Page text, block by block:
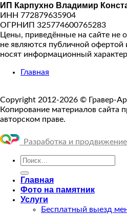
ИП Карпухно Владимир
ИНН 772879635904
ОГРНИП 325774600765283
Цены, приведённые на сайте не
не являются публичной офертой
носят информационный
Главная
Copyright 2012-2026 © Гравер-
Копирование материалов сайта
авторском праве.
Разработка и продвижение
Искать:
Главная
Фото на памятник
Услуги
Бесплатный выезд